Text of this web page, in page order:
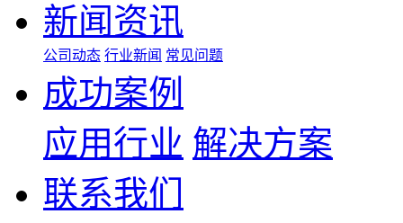
新闻资讯
公司动态 行业新闻 常见问题
成功案例
应用行业 解决方案
联系我们